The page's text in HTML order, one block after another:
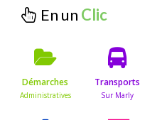
En un
Démarches Transports